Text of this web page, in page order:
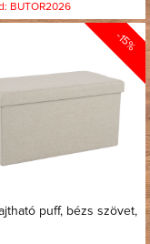
BUTOR2026
-15%
puff, bézs szövet,